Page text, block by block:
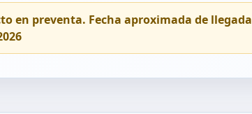
en preventa. Fecha aproximada de llegada